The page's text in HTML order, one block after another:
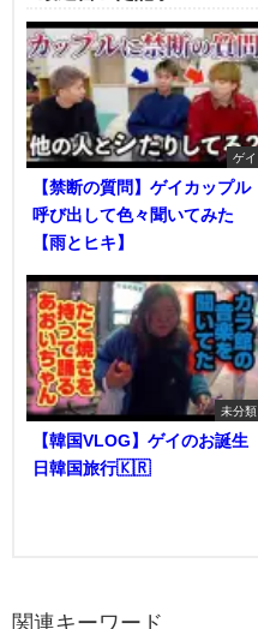
ゲイ
【禁断の質問】ゲイカップル
呼び出して色々聞いてみた
【雨とヒキ】
未分類
【韓国VLOG】ゲイのお誕生
日韓国旅行🇰🇷
関連キーワード